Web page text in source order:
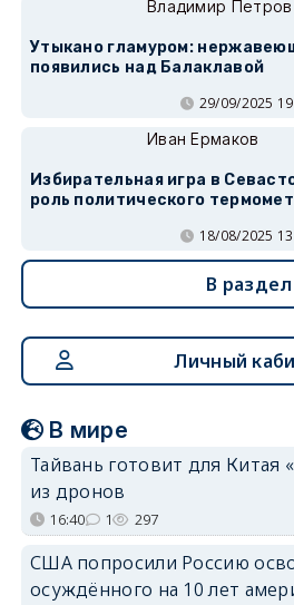
Владимир Петров
Утыкано гламуром:
появились над Балаклавой
29/09/2025
Иван Ермаков
Избирательная игра в
роль политического
18/08/2025
В раздел
Личный
В мире
Тайвань готовит для Китая
из дронов
16:40 1 297
США попросили Россию
осуждённого на 10 лет